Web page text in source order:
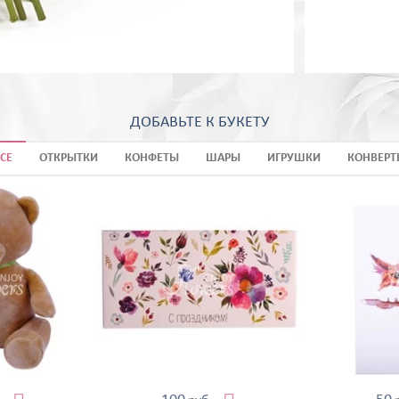
ДОБАВЬТЕ К БУКЕТУ
ОТКРЫТКИ КОНФЕТЫ ШАРЫ ИГРУШКИ